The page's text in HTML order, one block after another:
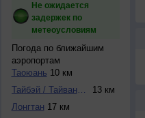
Не ожидается
задержек по
метеоусловиям
Погода по ближайшим
аэропортам
Таоюань 10 км
Тайбэй / Тайвань-...
13 км
Лонгтан 17 км